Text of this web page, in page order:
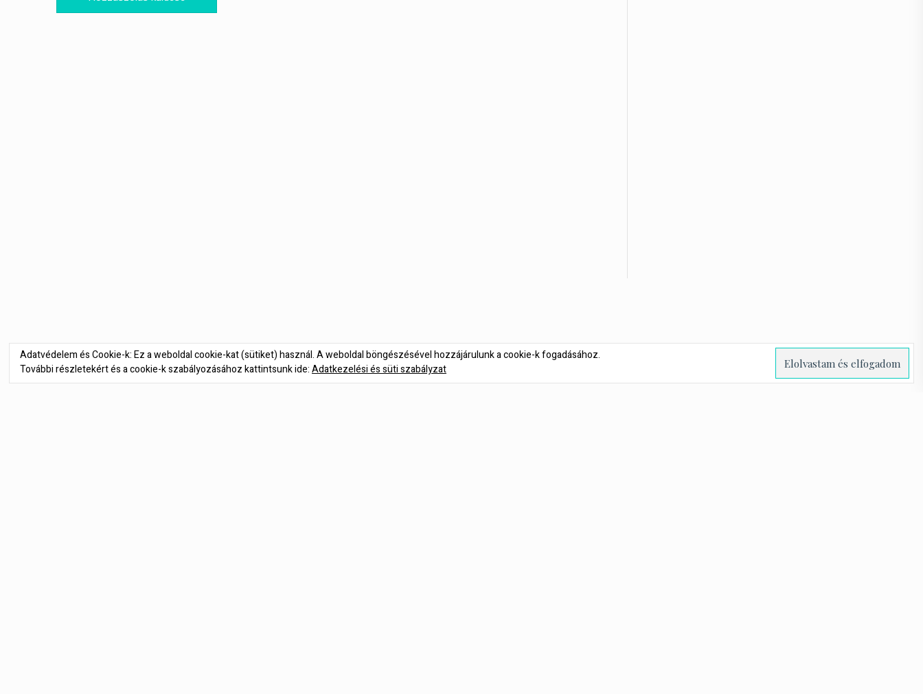
navigáció
Adatvédelem és Cookie-k: Ez a weboldal cookie-kat (sütiket) használ. A weboldal böngészésével hozzájárulunk a cookie-k fogadásához.
További részletekért és a cookie-k szabályozásához kattintsunk ide:Adatkezelési és süti szabályzat